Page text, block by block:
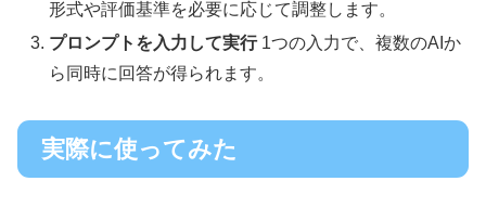
形式や評価基準を必要に応じて調整します。
プロンプトを入力して実行1つの入力で、複数のAIか
ら同時に回答が得られます。
実際に使ってみた